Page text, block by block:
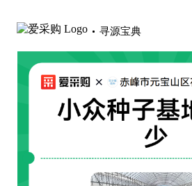
寻源宝典